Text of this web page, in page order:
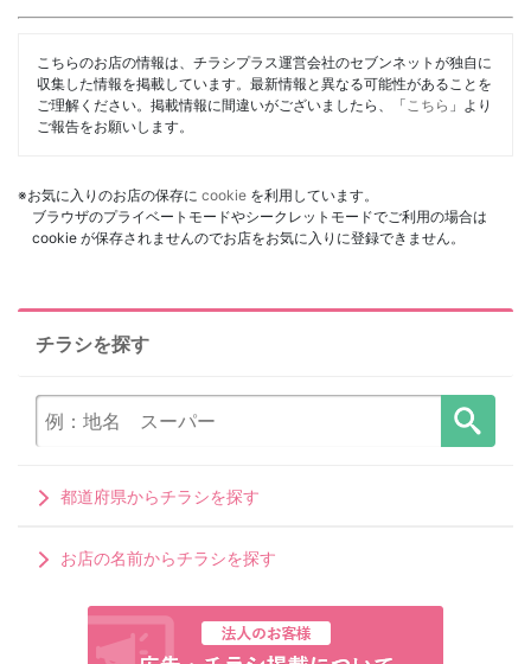
こちらのお店の情報は、チラシプラス運営会社のセブンネットが独自に
収集した情報を掲載しています。最新情報と異なる可能性があることを
ご理解ください。掲載情報に間違いがございましたら、「 こちら 」より
ご報告をお願いします。
※お気に入りのお店の保存に cookie を利用しています。
ブラウザのプライベートモードやシークレットモードでご利用の場合は
cookie が保存されませんのでお店をお気に入りに登録できません。
チラシを探す
都道府県からチラシを探す
お店の名前からチラシを探す